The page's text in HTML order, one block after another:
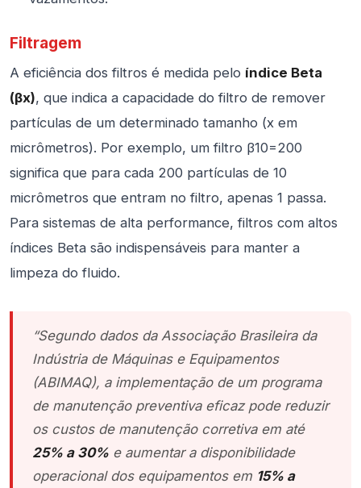
Filtragem
A eficiência dos filtros é medida pelo índice Beta
(βx), que indica a capacidade do filtro de remover
partículas de um determinado tamanho (x em
micrômetros). Por exemplo, um filtro β10=200
significa que para cada 200 partículas de 10
micrômetros que entram no filtro, apenas 1 passa.
Para sistemas de alta performance, filtros com altos
índices Beta são indispensáveis para manter a
limpeza do fluido.
“Segundo dados da Associação Brasileira da
Indústria de Máquinas e Equipamentos
(ABIMAQ), a implementação de um programa
de manutenção preventiva eficaz pode reduzir
os custos de manutenção corretiva em até
25% a 30% e aumentar a disponibilidade
operacional dos equipamentos em 15% a